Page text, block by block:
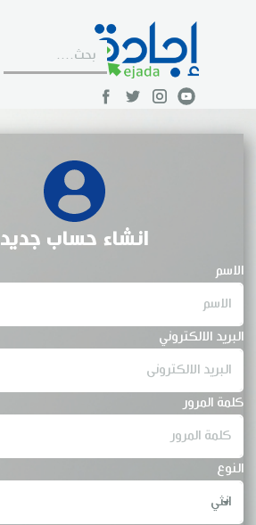
انشاء حساب جديد
الاسم
البريد الالكتروني
كلمة المرور
النوع